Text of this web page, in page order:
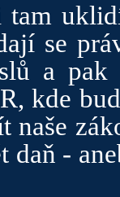
se
a
kde
naše
daň -